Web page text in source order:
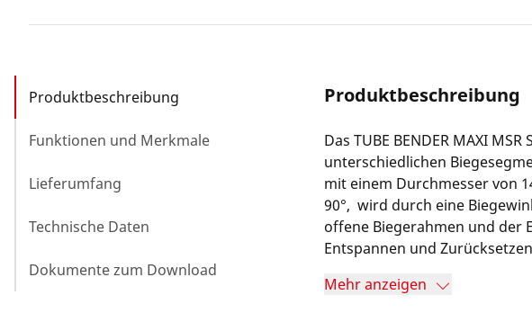
Produktbeschreibung
Funktionen und Merkmale
Lieferumfang
Technische Daten
Dokumente zum Download
Produktbeschreibung
Das TUBE BENDER MAXI
unterschiedlichen
mit einem Durchmesser von
90°, wird durch eine
offene Biegerahmen und der
Entspannen und
Zusätzlich ist das Biegegerät
Mehr anzeigen